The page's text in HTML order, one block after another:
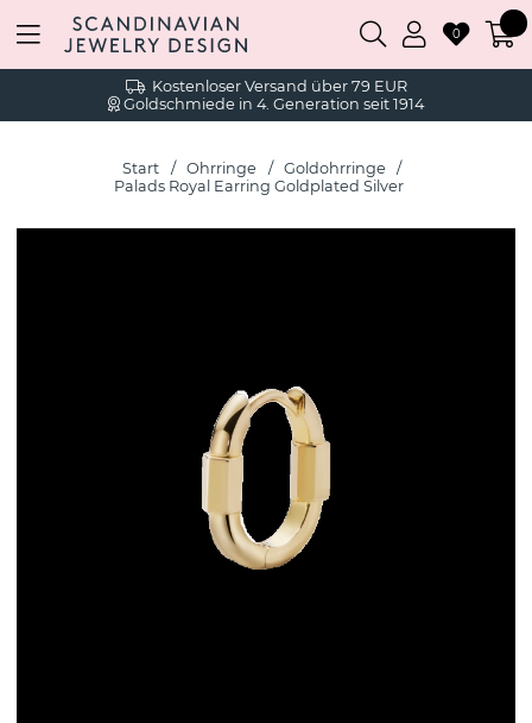
Kostenloser Versand über 79 EUR
Goldschmiede in 4. Generation seit 1914
0
Start Ohrringe
Goldohrringe
Palads Royal Earring Goldplated Silver